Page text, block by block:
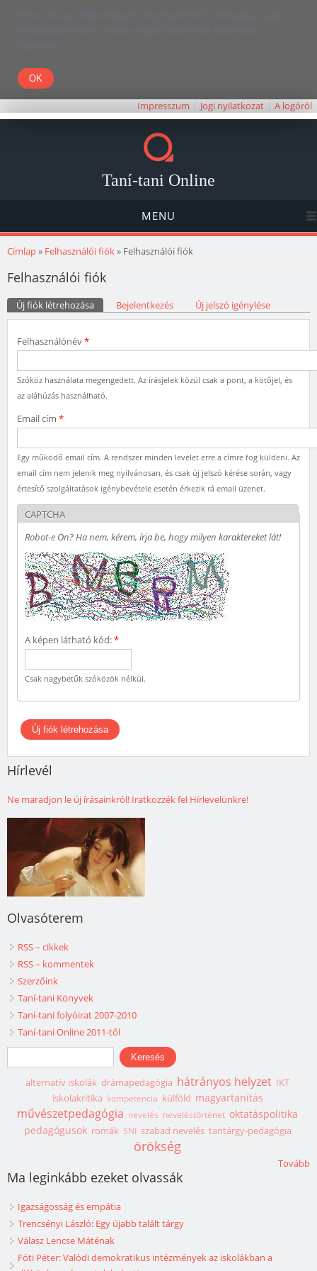
Kedves Olvasó! Weboldalunk böngészésével Ön elfogadja, hogy a
felhasználói élmény javítása céljából cookie-kat használunk.
Köszönjük!
Impresszum Jogi nyilatkozat A logóról
Taní-tani Online
MENU
Jelenlegi hely
Címlap» Felhasználói fiók» Felhasználói fiók
Felhasználói fiók
Elsődleges fülek
Új fiók létrehozása (aktív fül)Bejelentkezés Új jelszó igénylése
Felhasználónév*
Szóköz használata megengedett. Az írásjelek közül csak a pont, a kötőjel, és
az aláhúzás használható.
Email cím *
Egy működő email cím. A rendszer minden levelet erre a címre fog küldeni. Az
email cím nem jelenik meg nyilvánosan, és csak új jelszó kérése során, vagy
értesítő szolgáltatások igénybevétele esetén érkezik rá email üzenet.
CAPTCHA
Robot-e Ön? Ha nem, kérem, írja be, hogy milyen karaktereket lát!
A képen látható kód:*
Csak nagybetűk szóközök nélkül.
Hírlevél
Ne maradjon le új írásainkról! Iratkozzék fel Hírlevelünkre!
Olvasóterem
RSS – cikkek
RSS – kommentek
Szerzőink
Taní-tani Könyvek
Taní-tani folyóirat 2007-2010
Taní-tani Online 2011-től
Keresés űrlap
Keresés
alternatív iskolák drámapedagógia hátrányos helyzet IKT
iskolakritika kompetencia külföld magyartanítás
művészetpedagógia nevelés neveléstörténet oktatáspolitika
pedagógusok romák SNI szabad nevelés tantárgy-pedagógia
örökség
Tovább
Ma leginkább ezeket olvassák
Igazságosság és empátia
Trencsényi László: Egy újabb talált tárgy
Válasz Lencse Máténak
Fóti Péter: Valódi demokratikus intézmények az iskolákban a